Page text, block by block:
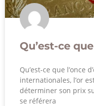
Qu’est-ce
Qu’est-ce que l’once
internationales, l’or
déterminer son prix
se référera